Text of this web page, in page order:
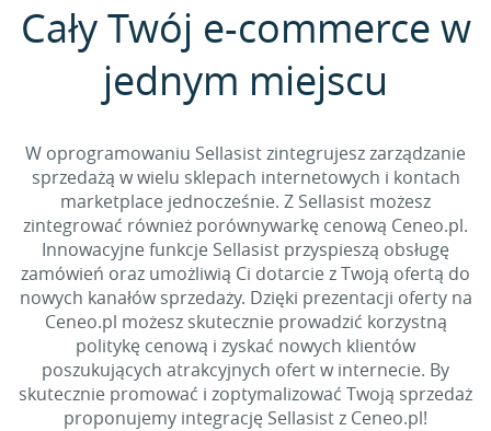
Cały Twój e-commerce w
jednym miejscu
W oprogramowaniu Sellasist zintegrujesz zarządzanie
sprzedażą w wielu sklepach internetowych i kontach
marketplace jednocześnie. Z Sellasist możesz
zintegrować również porównywarkę cenową Ceneo.pl.
Innowacyjne funkcje Sellasist przyspieszą obsługę
zamówień oraz umożliwią Ci dotarcie z Twoją ofertą do
nowych kanałów sprzedaży. Dzięki prezentacji oferty na
Ceneo.pl możesz skutecznie prowadzić korzystną
politykę cenową i zyskać nowych klientów
poszukujących atrakcyjnych ofert w internecie. By
skutecznie promować i zoptymalizować Twoją sprzedaż
proponujemy integrację Sellasist z Ceneo.pl!